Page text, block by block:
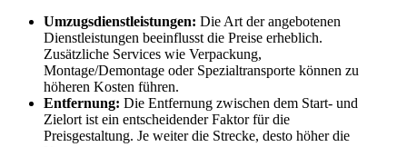
Umzugsdienstleistungen: Die Art der angebotenen
Dienstleistungen beeinflusst die Preise erheblich.
Zusätzliche Services wie Verpackung,
Montage/Demontage oder Spezialtransporte können zu
höheren Kosten führen.
Entfernung: Die Entfernung zwischen dem Start- und
Zielort ist ein entscheidender Faktor für die
Preisgestaltung. Je weiter die Strecke, desto höher die